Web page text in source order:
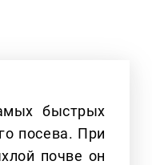
быстрых
посева. При
почве он